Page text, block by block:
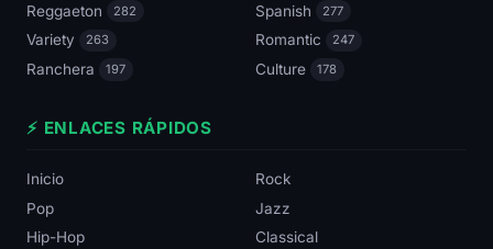
Reggaeton 282 Spanish 277
Variety 263 Romantic 247
Ranchera 197 Culture 178
⚡ ENLACES RÁPIDOS
Inicio
Rock
Pop
Jazz
Hip-Hop
Classical